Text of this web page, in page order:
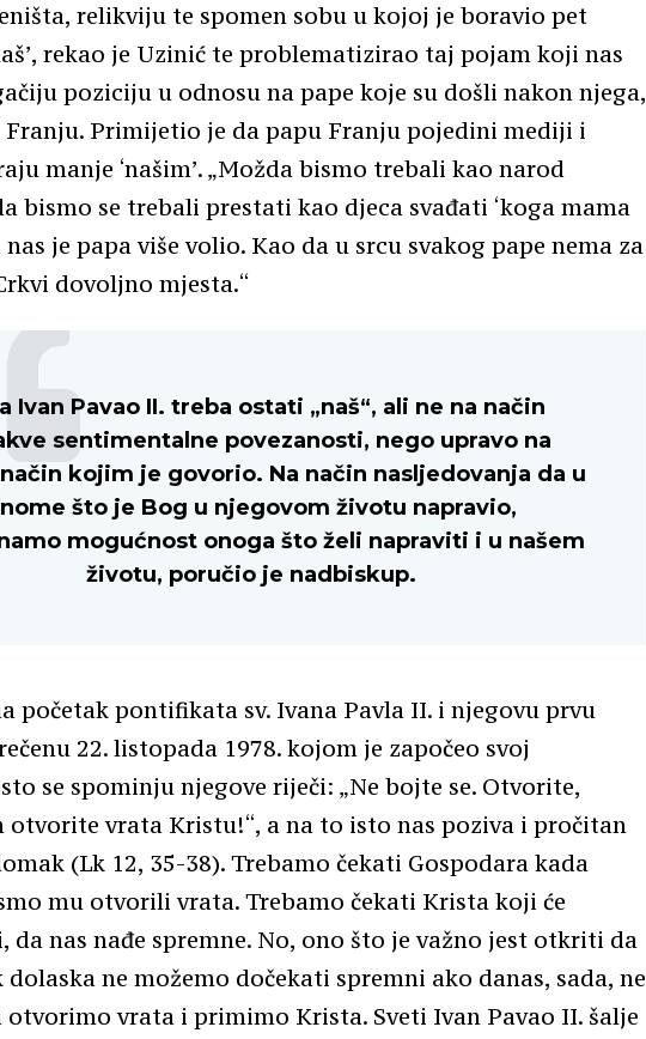
relikviju te spomen sobu u kojoj je boravio pet
rekao je Uzinić te problematizirao taj pojam koji nas
poziciju u odnosu na pape koje su došli nakon njega,
Primijetio je da papu Franju pojedini mediji i
manje ‘našim’. „Možda bismo trebali kao narod
bismo se trebali prestati kao djeca svađati ‘koga mama
je papa više volio. Kao da u srcu svakog pape nema za
dovoljno mjesta.“
Ivan Pavao II. treba ostati „naš“, ali ne na način
sentimentalne povezanosti, nego upravo na
kojim je govorio. Na način nasljedovanja da u
što je Bog u njegovom životu napravio,
mogućnost onoga što želi napraviti i u našem
životu, poručio je nadbiskup.
početak pontifikata sv. Ivana Pavla II. i njegovu prvu
22. listopada 1978. kojom je započeo svoj
se spominju njegove riječi: „Ne bojte se. Otvorite,
otvorite vrata Kristu!“, a na to isto nas poziva i pročitan
(Lk 12, 35-38). Trebamo čekati Gospodara kada
mu otvorili vrata. Trebamo čekati Krista koji će
da nas nađe spremne. No, ono što je važno jest otkriti da
ne možemo dočekati spremni ako danas, sada, ne
otvorimo vrata i primimo Krista. Sveti Ivan Pavao II. šalje